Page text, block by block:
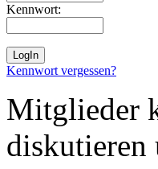
Kennwort:
Kennwort vergessen?
Mitglieder
diskutieren